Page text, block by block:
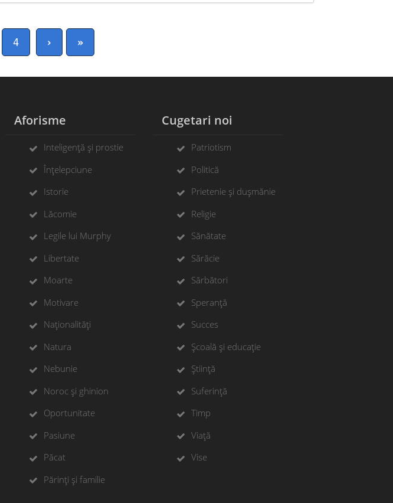
4 › »
Aforisme
Inteligență și prostie
Înțelepciune
Istorie
Lăcomie
Legile lui Murphy
Libertate
Moarte
Motivare
Naționalități
Natura
Nebunie
Noroc și ghinion
Oportunitate
Pasiune
Păcat
Părinți și familie
Cugetari noi
Patriotism
Politică
Prietenie și dușmănie
Religie
Sănătate
Sărăcie
Sărbători
Speranță
Succes
Școală și educație
Știință
Suferință
Timp
Viață
Vise